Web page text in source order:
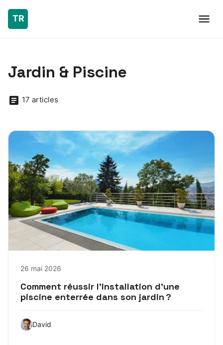
Jardin & Piscine
17 articles
26 mai 2026
Comment réussir l’installation d’une
piscine enterrée dans son jardin ?
David